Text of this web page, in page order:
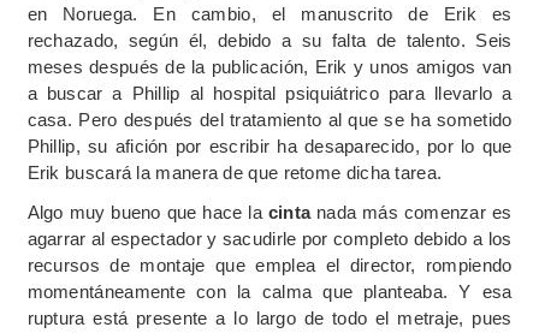
en Noruega. En cambio, el manuscrito de Erik es
rechazado, según él, debido a su falta de talento. Seis
meses después de la publicación, Erik y unos amigos van
a buscar a Phillip al hospital psiquiátrico para llevarlo a
casa. Pero después del tratamiento al que se ha sometido
Phillip, su afición por escribir ha desaparecido, por lo que
Erik buscará la manera de que retome dicha tarea.
Algo muy bueno que hace la cintanada más comenzar es
agarrar al espectador y sacudirle por completo debido a los
recursos de montaje que emplea el director, rompiendo
momentáneamente con la calma que planteaba. Y esa
ruptura está presente a lo largo de todo el metraje, pues